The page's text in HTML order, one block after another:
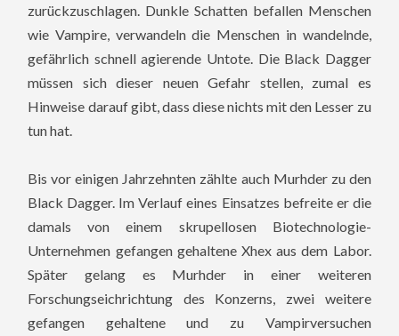
zurückzuschlagen. Dunkle Schatten befallen Menschen
wie Vampire, verwandeln die Menschen in wandelnde,
gefährlich schnell agierende Untote. Die Black Dagger
müssen sich dieser neuen Gefahr stellen, zumal es
Hinweise darauf gibt, dass diese nichts mit den Lesser zu
tun hat.
Bis vor einigen Jahrzehnten zählte auch Murhder zu den
Black Dagger. Im Verlauf eines Einsatzes befreite er die
damals von einem skrupellosen Biotechnologie-
Unternehmen gefangen gehaltene Xhex aus dem Labor.
Später gelang es Murhder in einer weiteren
Forschungseichrichtung des Konzerns, zwei weitere
gefangen gehaltene und zu Vampirversuchen